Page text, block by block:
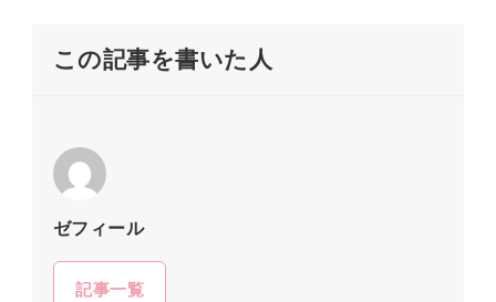
この記事を書いた人
ゼフィール
記事一覧